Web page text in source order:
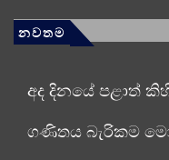
නවතම
අද දිනයේ පළාත්
ගණිතය බැරිකම